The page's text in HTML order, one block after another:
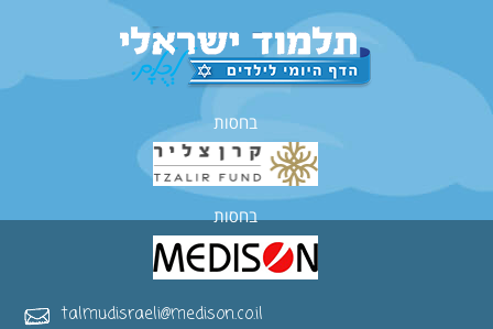
בחסות
בחסות
talmudisraeli@medison.co.il